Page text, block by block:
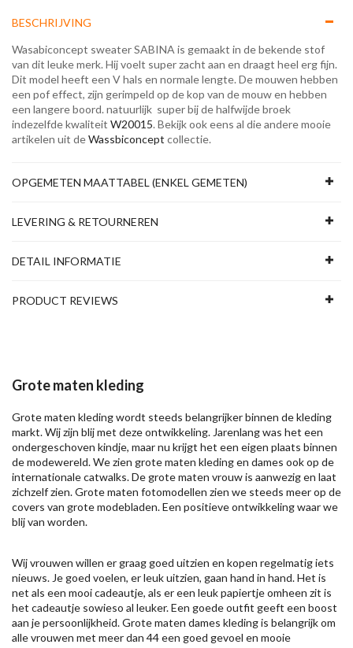
BESCHRIJVING
Wasabiconcept sweater SABINA is gemaakt in de bekende stof
van dit leuke merk. Hij voelt super zacht aan en draagt heel erg fijn.
Dit model heeft een V hals en normale lengte. De mouwen hebben
een pof effect, zijn gerimpeld op de kop van de mouw en hebben
een langere boord. natuurlijk super bij de halfwijde broek
indezelfde kwaliteit W20015. Bekijk ook eens al die andere mooie
artikelen uit deWassbiconcept collectie.
OPGEMETEN MAATTABEL (ENKEL GEMETEN)
LEVERING & RETOURNEREN
DETAIL INFORMATIE
PRODUCT REVIEWS
Grote maten kleding
Grote maten kleding wordt steeds belangrijker binnen de kleding
markt. Wij zijn blij met deze ontwikkeling. Jarenlang was het een
ondergeschoven kindje, maar nu krijgt het een eigen plaats binnen
de modewereld. We zien grote maten kleding en dames ook op de
internationale catwalks. De grote maten vrouw is aanwezig en laat
zichzelf zien. Grote maten fotomodellen zien we steeds meer op de
covers van grote modebladen. Een positieve ontwikkeling waar we
blij van worden.
Wij vrouwen willen er graag goed uitzien en kopen regelmatig iets
nieuws. Je goed voelen, er leuk uitzien, gaan hand in hand. Het is
net als een mooi cadeautje, als er een leuk papiertje omheen zit is
het cadeautje sowieso al leuker. Een goede outfit geeft een boost
aan je persoonlijkheid. Grote maten dames kleding is belangrijk om
alle vrouwen met meer dan 44 een goed gevoel en mooie